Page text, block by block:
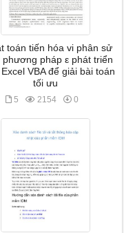
toán tiến hóa vi phân sử
phương pháp ε phát triển
VBA để giải bài toán
tối ưu
5 2154 0